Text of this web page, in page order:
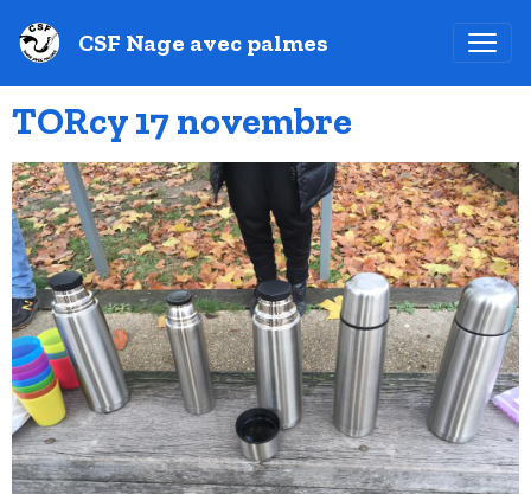
CSF Nage avec palmes
TORcy 17 novembre